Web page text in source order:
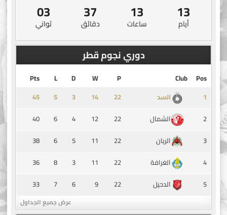
13
أيام
13
ساعات
37
دقائق
03
ثواني
دوري نجوم قطر
Pos
Club
P
W
D
L
Pts
1
السد ‏22
14
3
5
45
2
الشمال 22
12
4
6
40
3
الريان 22
11
5
6
38
4
الغرافة 22
11
3
8
36
5
الدحيل 22
9
6
7
33
عرض جميع الجداول